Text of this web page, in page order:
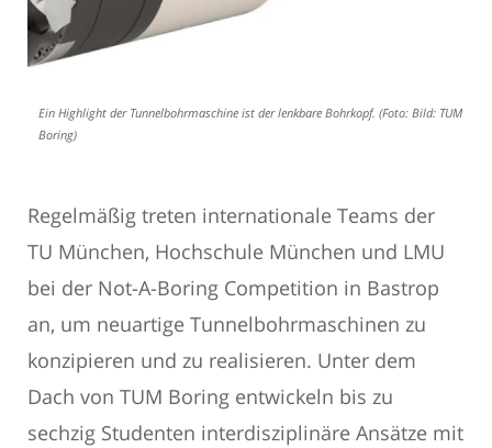
Ein Highlight der Tunnelbohrmaschine ist der lenkbare Bohrkopf. (Foto: Bild: TUM
Boring)
Regelmäßig treten internationale Teams der
TU München, Hochschule München und LMU
bei der Not-A-Boring Competition in Bastrop
an, um neuartige Tunnelbohrmaschinen zu
konzipieren und zu realisieren. Unter dem
Dach von TUM Boring entwickeln bis zu
sechzig Studenten interdisziplinäre Ansätze mit